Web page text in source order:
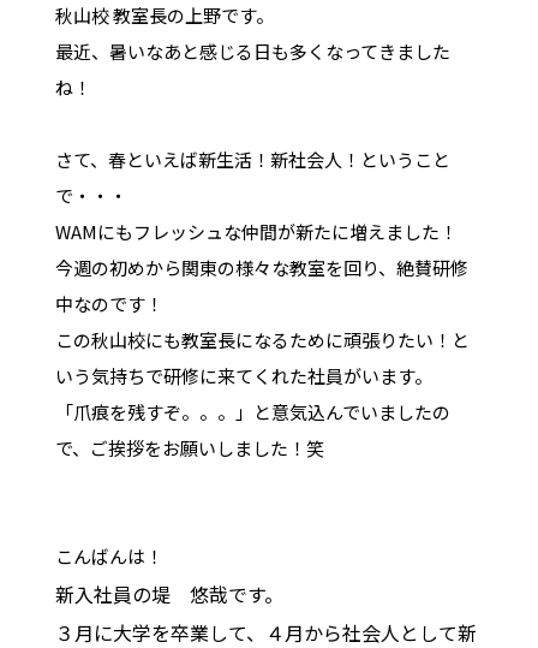
秋山校 教室長の上野です。
最近、暑いなあと感じる日も多くなってきました
ね！
さて、春といえば新生活！新社会人！ということ
で・・・
WAMにもフレッシュな仲間が新たに増えました！
今週の初めから関東の様々な教室を回り、絶賛研修
中なのです！
この秋山校にも教室長になるために頑張りたい！と
いう気持ちで研修に来てくれた社員がいます。
「爪痕を残すぞ。。。」と意気込んでいましたの
で、ご挨拶をお願いしました！笑
こんばんは！
新入社員の堤 悠哉です。
３月に大学を卒業して、４月から社会人として新